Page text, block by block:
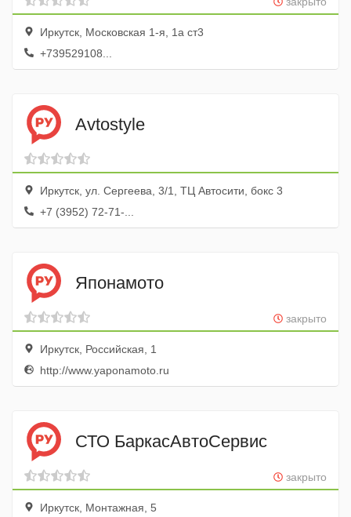
Иркутск, Московская 1-я, 1а ст3
+739529108...
Avtostyle
Иркутск, ул. Сергеева, 3/1, ТЦ Автосити, бокс 3
+7 (3952) 72-71-...
Японамото
закрыто
Иркутск, Российская, 1
http://www.yaponamoto.ru
СТО БаркасАвтоСервис
закрыто
Иркутск, Монтажная, 5